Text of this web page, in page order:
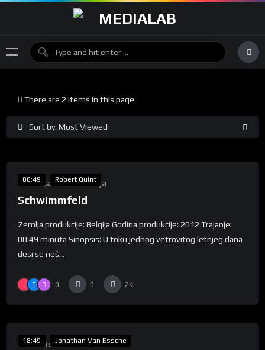
Sort by: Most Viewed
There are 2 items in this page
00:49 Robert Quint
80
Takmičarska Selekcija
Schwimmfeld
Zemlja produkcije: Belgija Godina produkcije: 2012 Trajanje:
00:49 minuta Sinopsis: U toku jednog vetrovitog letnjeg dana
desi se neš...
0 0 2K
18:49 Jonathan Van Essche
Lunartis